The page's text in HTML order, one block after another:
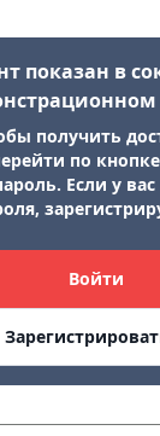
показан в
получить
по
Если у
Войти